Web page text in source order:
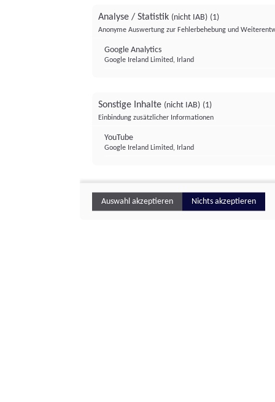
Analyse / Statistik (nicht IAB) (1)
Anonyme Auswertung zur Fehlerbehebung und
Google Analytics
Google Ireland Limited, Irland
Sonstige Inhalte (nicht IAB) (1)
Einbindung zusätzlicher Informationen
YouTube
Google Ireland Limited, Irland
Auswahl akzeptieren Nichts akzeptieren